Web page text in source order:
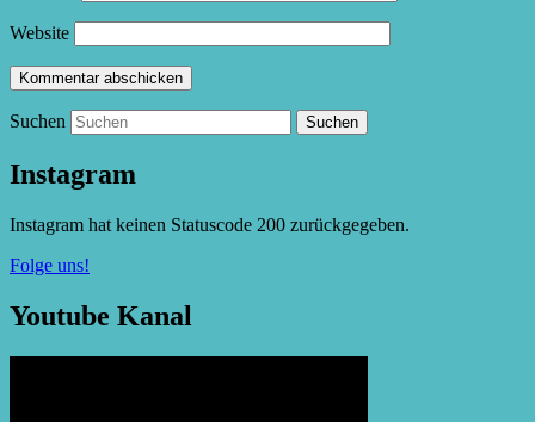
Website
Suchen
Instagram
Instagram hat keinen Statuscode 200 zurückgegeben.
Folge uns!
Youtube Kanal